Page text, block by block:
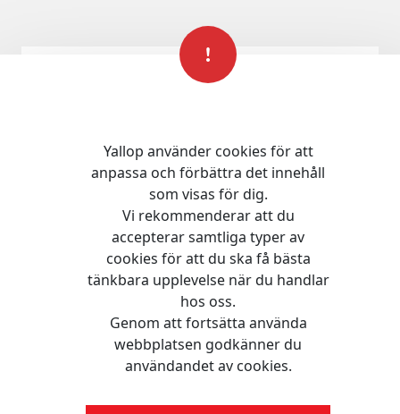
Vid första
ögonkastet ser
BABY borns
sommarklänning
helt vanlig och
diskret ut
Yallop använder cookies för att
anpassa och förbättra det innehåll
som visas för dig.
Vi rekommenderar att du
accepterar samtliga typer av
cookies för att du ska få bästa
tänkbara upplevelse när du handlar
hos oss.
Genom att fortsätta använda
webbplatsen godkänner du
användandet av cookies.